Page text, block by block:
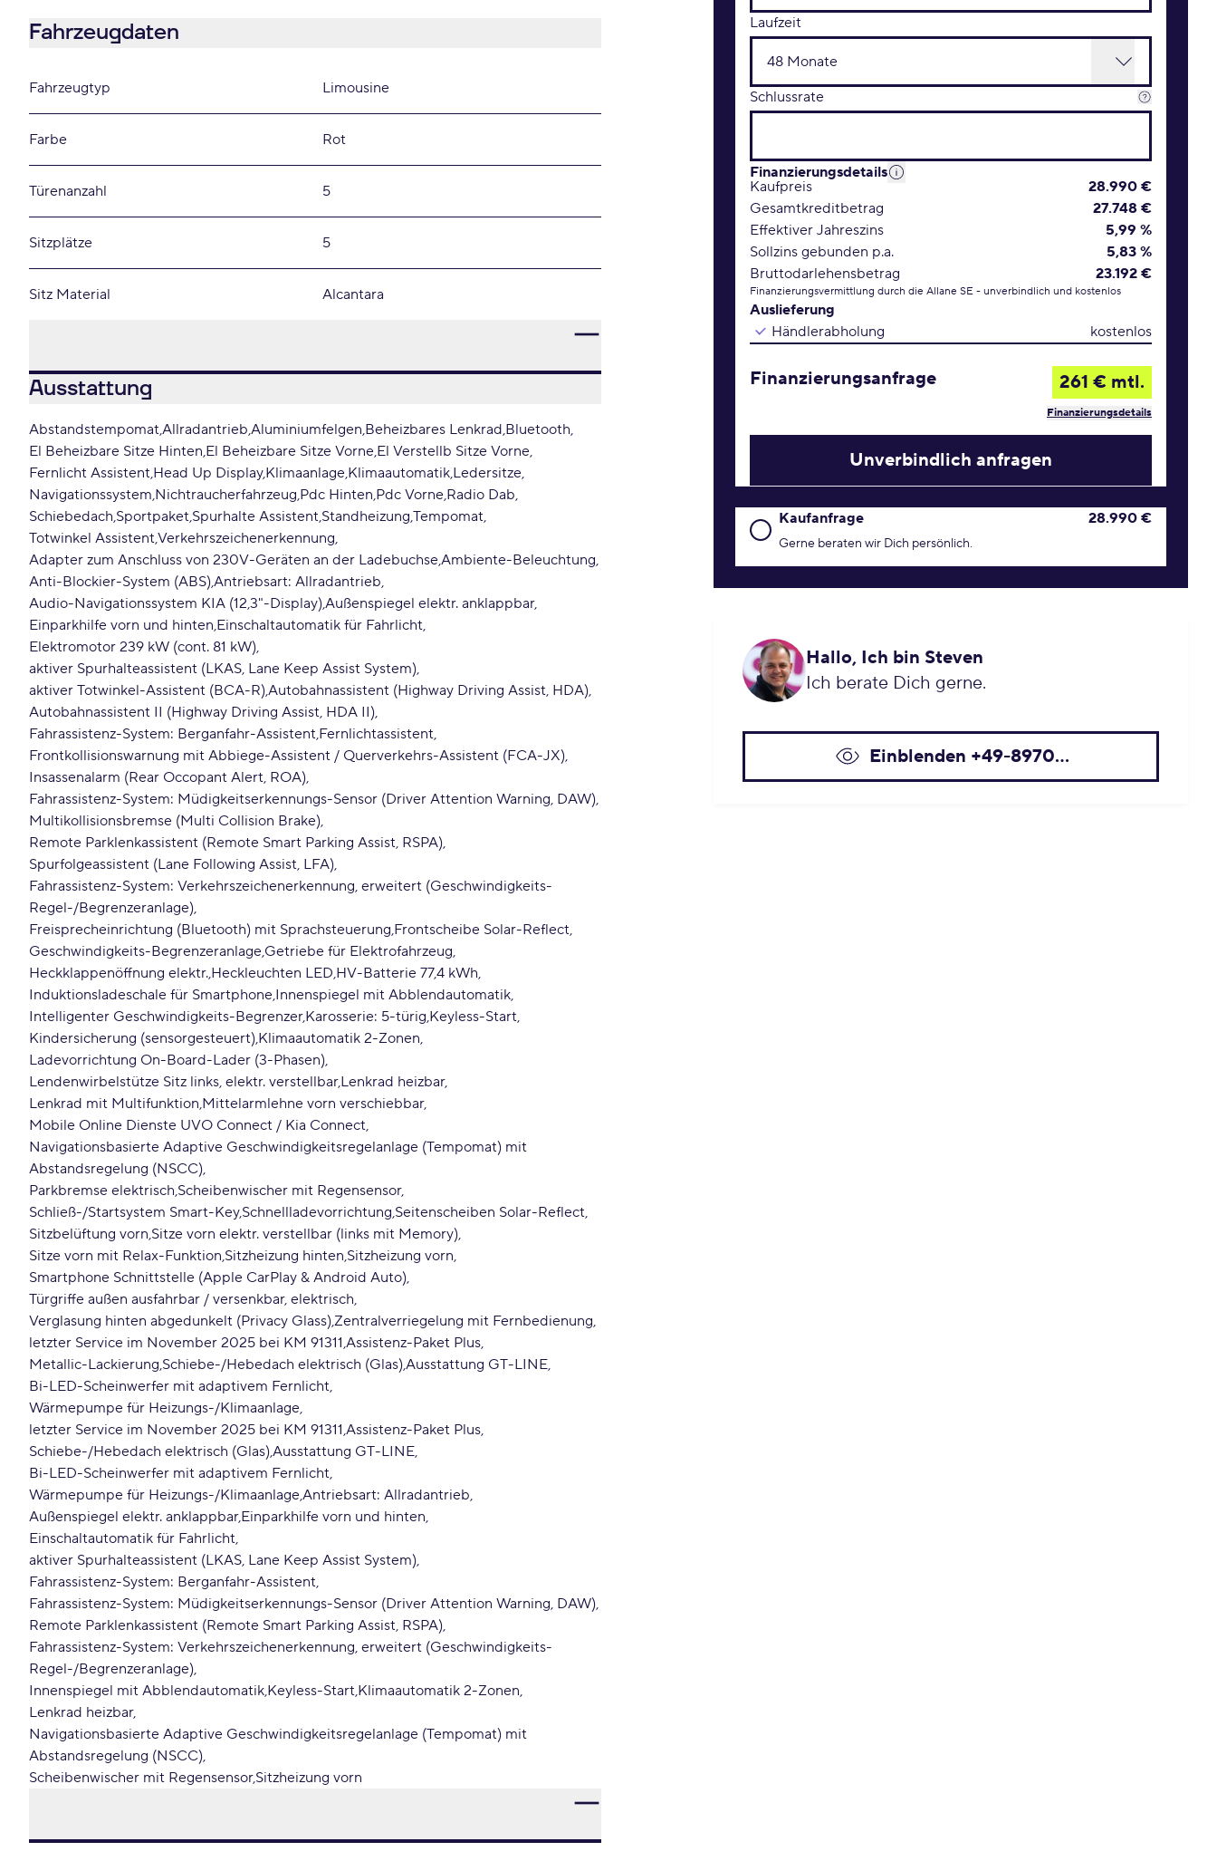
Laufzeit
Schlussrate
Finanzierungsdetails
Kaufpreis
28.990 €
Gesamtkreditbetrag
27.748 €
Effektiver Jahreszins
5,99 %
Sollzins gebunden p.a.
5,83 %
Bruttodarlehensbetrag
23.192 €
Finanzierungsvermittlung durch die Allane SE - unverbindlich und kostenlos
Auslieferung
Händlerabholung
kostenlos
Finanzierungsanfrage 261 € mtl.
Finanzierungsdetails
Unverbindlich anfragen
Kaufanfrage Konditionen
Kaufanfrage
Gerne beraten wir Dich persönlich.
28.990 €
Hallo, Ich bin Steven
Ich berate Dich gerne.
Einblenden +49-8970...
Fahrzeugdaten
Fahrzeugtyp Limousine
Farbe Rot
Türenanzahl 5
Sitzplätze 5
Sitz Material Alcantara
Ausstattung
AbstandstempomatAllradantrieb Aluminiumfelgen Beheizbares Lenkrad Bluetooth
El Beheizbare Sitze Hinten El Beheizbare Sitze Vorne El Verstellb Sitze Vorne
Fernlicht Assistent Head Up Display Klimaanlage Klimaautomatik Ledersitze
Navigationssystem Nichtraucherfahrzeug Pdc Hinten Pdc Vorne Radio Dab
Schiebedach Sportpaket Spurhalte Assistent Standheizung Tempomat
Totwinkel AssistentVerkehrszeichenerkennung
Adapter zum Anschluss von 230V-Geräten an der LadebuchseAmbiente-Beleuchtung
Anti-Blockier-System (ABS)Antriebsart: Allradantrieb
Audio-Navigationssystem KIA (12,3"-Display)Außenspiegel elektr. anklappbar
Einparkhilfe vorn und hinten Einschaltautomatik für Fahrlicht
Elektromotor 239 kW (cont. 81 kW)
aktiver Spurhalteassistent (LKAS, Lane Keep Assist System)
aktiver Totwinkel-Assistent (BCA-R)Autobahnassistent (Highway Driving Assist, HDA)
Autobahnassistent II (Highway Driving Assist, HDA II)
Fahrassistenz-System: Berganfahr-Assistent Fernlichtassistent
Frontkollisionswarnung mit Abbiege-Assistent / Querverkehrs-Assistent (FCA-JX)
Insassenalarm (Rear Occopant Alert, ROA)
Fahrassistenz-System: Müdigkeitserkennungs-Sensor (Driver Attention Warning, DAW)
Multikollisionsbremse (Multi Collision Brake)
Remote Parklenkassistent (Remote Smart Parking Assist, RSPA)
Spurfolgeassistent (Lane Following Assist, LFA)
Fahrassistenz-System: Verkehrszeichenerkennung, erweitert (Geschwindigkeits-
Regel-/Begrenzeranlage)
Freisprecheinrichtung (Bluetooth) mit Sprachsteuerung Frontscheibe Solar-Reflect
Geschwindigkeits-Begrenzeranlage Getriebe für Elektrofahrzeug
Heckklappenöffnung elektr. Heckleuchten LED HV-Batterie 77,4 kWh
Induktionsladeschale für Smartphone Innenspiegel mit Abblendautomatik
Intelligenter Geschwindigkeits-Begrenzer Karosserie: 5-türig Keyless-Start
Kindersicherung (sensorgesteuert) Klimaautomatik 2-Zonen
Ladevorrichtung On-Board-Lader (3-Phasen)
Lendenwirbelstütze Sitz links, elektr. verstellbar Lenkrad heizbar
Lenkrad mit Multifunktion Mittelarmlehne vorn verschiebbar
Mobile Online Dienste UVO Connect / Kia Connect
Navigationsbasierte Adaptive Geschwindigkeitsregelanlage (Tempomat) mit
Abstandsregelung (NSCC)
Parkbremse elektrisch Scheibenwischer mit Regensensor
Schließ-/Startsystem Smart-Key Schnellladevorrichtung Seitenscheiben Solar-Reflect
Sitzbelüftung vorn Sitze vorn elektr. verstellbar (links mit Memory)
Sitze vorn mit Relax-Funktion Sitzheizung hinten Sitzheizung vorn
Smartphone Schnittstelle (Apple CarPlay & Android Auto)
Türgriffe außen ausfahrbar / versenkbar, elektrisch
Verglasung hinten abgedunkelt (Privacy Glass)Zentralverriegelung mit Fernbedienung
letzter Service im November 2025 bei KM 91311 Assistenz-Paket Plus
Metallic-Lackierung Schiebe-/Hebedach elektrisch (Glas)Ausstattung GT-LINE
Bi-LED-Scheinwerfer mit adaptivem Fernlicht
Wärmepumpe für Heizungs-/Klimaanlage
letzter Service im November 2025 bei KM 91311 Assistenz-Paket Plus
Schiebe-/Hebedach elektrisch (Glas)Ausstattung GT-LINE
Bi-LED-Scheinwerfer mit adaptivem Fernlicht
Wärmepumpe für Heizungs-/KlimaanlageAntriebsart: Allradantrieb
Außenspiegel elektr. anklappbar Einparkhilfe vorn und hinten
Einschaltautomatik für Fahrlicht
aktiver Spurhalteassistent (LKAS, Lane Keep Assist System)
Fahrassistenz-System: Berganfahr-Assistent
Fahrassistenz-System: Müdigkeitserkennungs-Sensor (Driver Attention Warning, DAW)
Remote Parklenkassistent (Remote Smart Parking Assist, RSPA)
Fahrassistenz-System: Verkehrszeichenerkennung, erweitert (Geschwindigkeits-
Regel-/Begrenzeranlage)
Innenspiegel mit Abblendautomatik Keyless-Start Klimaautomatik 2-Zonen
Lenkrad heizbar
Navigationsbasierte Adaptive Geschwindigkeitsregelanlage (Tempomat) mit
Abstandsregelung (NSCC)
Scheibenwischer mit Regensensor Sitzheizung vorn